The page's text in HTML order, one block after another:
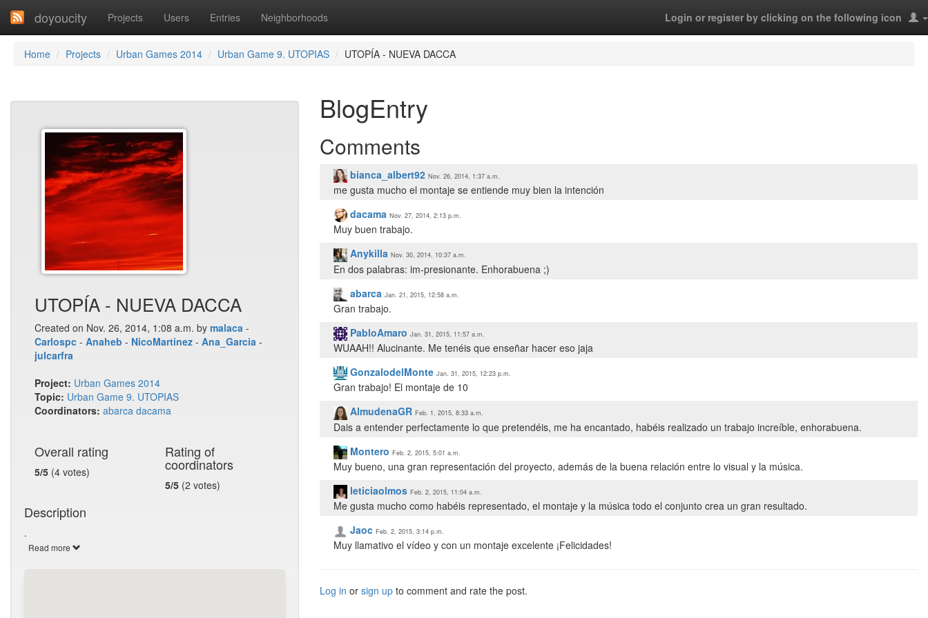
doyoucity Projects Users Entries Neighborhoods Login or register by clicking on the following icon
Home Projects Urban Games 2014 Urban Game 9. UTOPIAS UTOPÍA - NUEVA DACCA
UTOPÍA - NUEVA DACCA
Created on Nov. 26, 2014, 1:08 a.m. by malaca -
Carlospc - Anaheb - NicoMartinez - Ana_Garcia -
julcarfra
Project: Urban Games 2014
Topic: Urban Game 9. UTOPIAS
Coordinators: abarca dacama
Overall rating
5/5 (4 votes)
Rating of
coordinators
5/5 (2 votes)
Description
.
Read more
BlogEntry
Comments
bianca_albert92 Nov. 26, 2014, 1:37 a.m.
me gusta mucho el montaje se entiende muy bien la intención
dacama Nov. 27, 2014, 2:13 p.m.
Muy buen trabajo.
Anykilla Nov. 30, 2014, 10:37 a.m.
En dos palabras: im-presionante. Enhorabuena ;)
abarca Jan. 21, 2015, 12:58 a.m.
Gran trabajo.
PabloAmaro Jan. 31, 2015, 11:57 a.m.
WUAAH!! Alucinante. Me tenéis que enseñar hacer eso jaja
GonzalodelMonte Jan. 31, 2015, 12:23 p.m.
Gran trabajo! El montaje de 10
AlmudenaGR Feb. 1, 2015, 8:33 a.m.
Dais a entender perfectamente lo que pretendéis, me ha encantado, habéis realizado un trabajo increíble, enhorabuena.
Montero Feb. 2, 2015, 5:01 a.m.
Muy bueno, una gran representación del proyecto, además de la buena relación entre lo visual y la música.
leticiaolmos Feb. 2, 2015, 11:04 a.m.
Me gusta mucho como habéis representado, el montaje y la música todo el conjunto crea un gran resultado.
Jaoc Feb. 2, 2015, 3:14 p.m.
Muy llamativo el vídeo y con un montaje excelente ¡Felicidades!
Log in or sign up to comment and rate the post.